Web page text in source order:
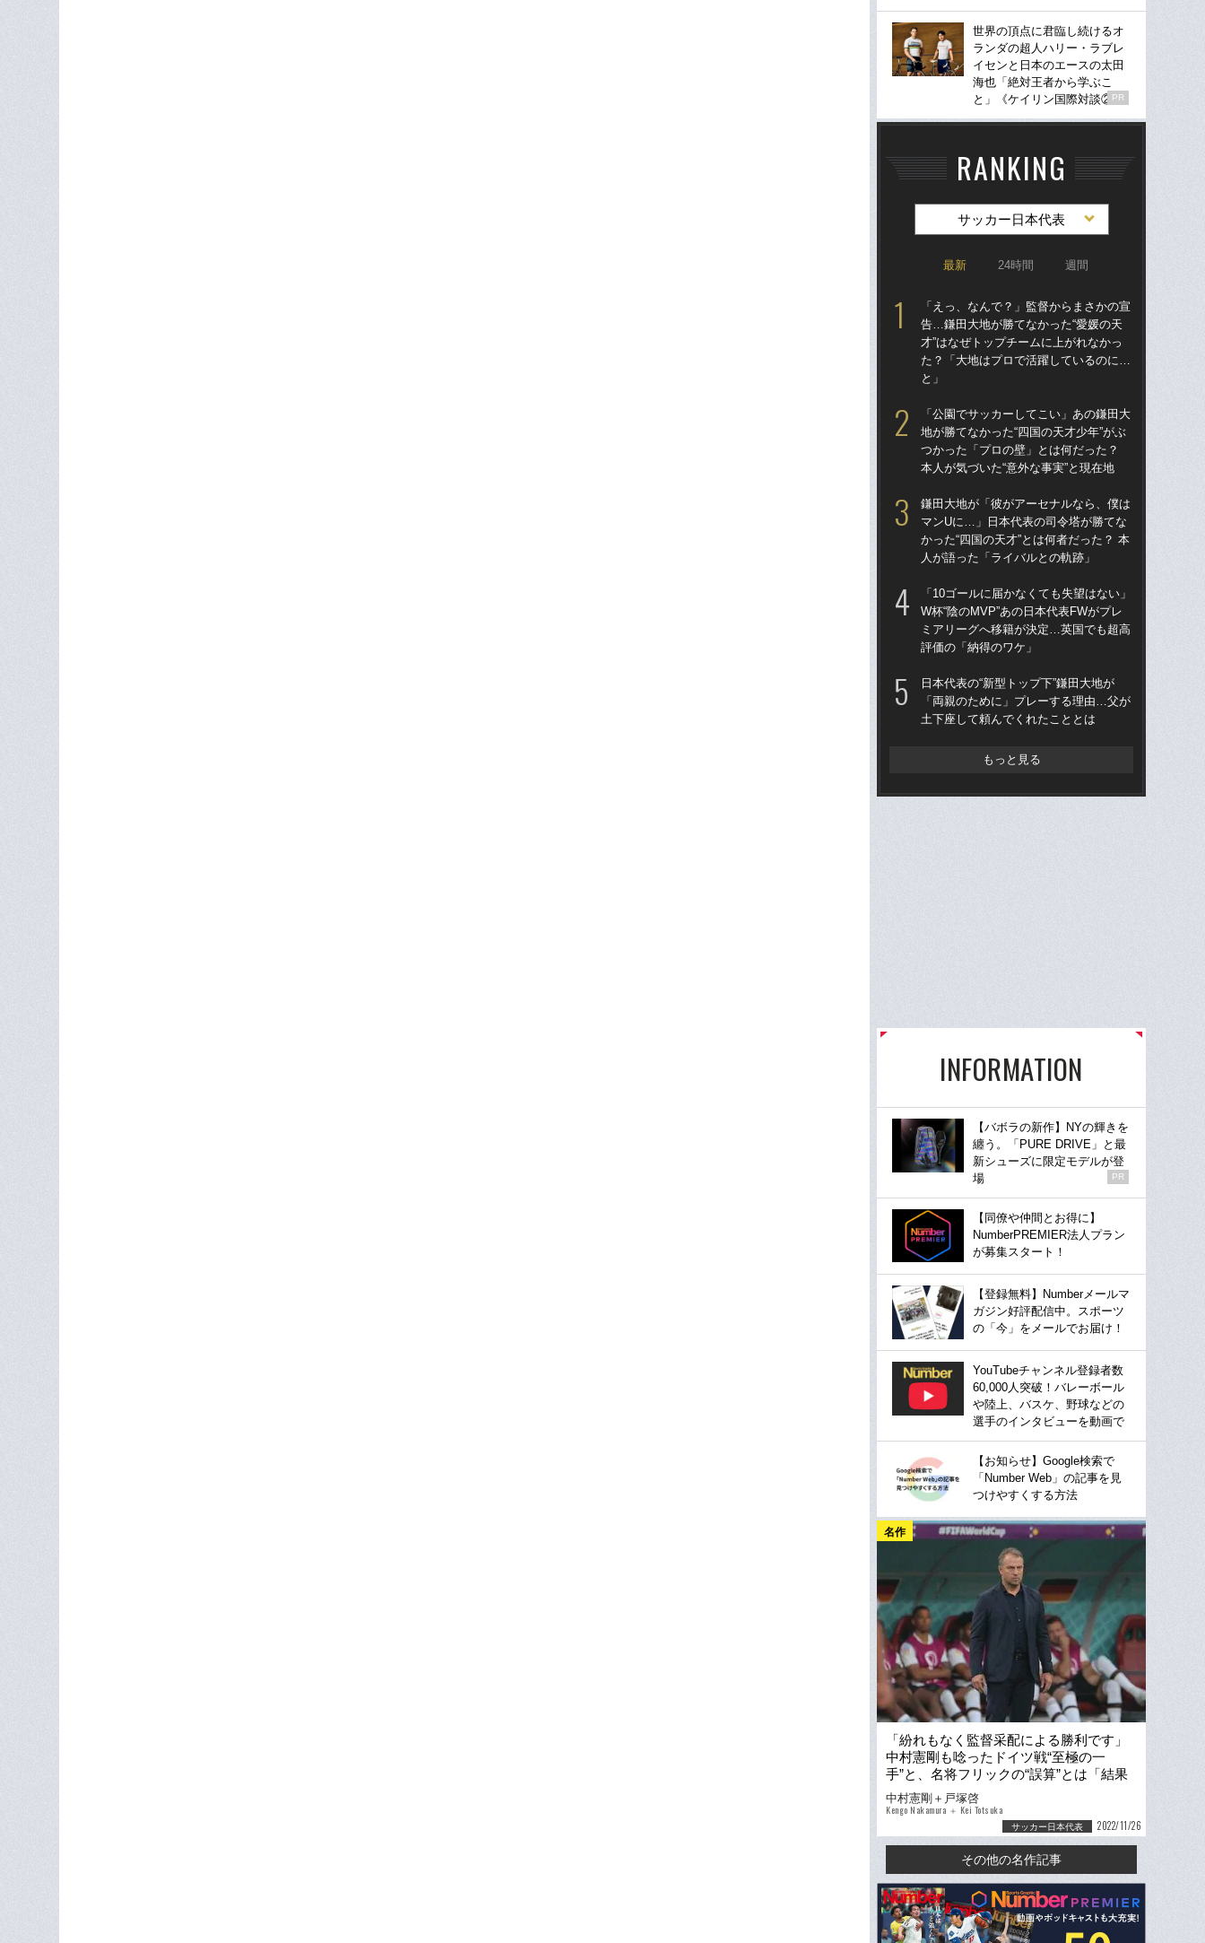
世界の頂点に君臨し続けるオ
ランダの超人ハリー・ラブレ
イセンと日本のエースの太田
海也「絶対王者から学ぶこ
と」《ケイリン国際対談②》
PR
RANKING
サッカー日本代表
最新 24時間 週間
「えっ、なんで？」監督からまさかの宣
告…鎌田大地が勝てなかった“愛媛の天
才”はなぜトップチームに上がれなかっ
た？「大地はプロで活躍しているのに…
と」
「公園でサッカーしてこい」あの鎌田大
地が勝てなかった“四国の天才少年”がぶ
つかった「プロの壁」とは何だった？
本人が気づいた“意外な事実”と現在地
鎌田大地が「彼がアーセナルなら、僕は
マンUに…」日本代表の司令塔が勝てな
かった“四国の天才”とは何者だった？ 本
人が語った「ライバルとの軌跡」
「10ゴールに届かなくても失望はない」
W杯“陰のMVP”あの日本代表FWがプレ
ミアリーグへ移籍が決定…英国でも超高
評価の「納得のワケ」
日本代表の“新型トップ下”鎌田大地が
「両親のために」プレーする理由…父が
土下座して頼んでくれたこととは
もっと見る
INFORMATION
【バボラの新作】NYの輝きを
纏う。「PURE DRIVE」と最
新シューズに限定モデルが登
場
PR
【同僚や仲間とお得に】
NumberPREMIER法人プラン
が募集スタート！
【登録無料】Numberメールマ
ガジン好評配信中。スポーツ
の「今」をメールでお届け！
YouTubeチャンネル登録者数
60,000人突破！バレーボール
や陸上、バスケ、野球などの
選手のインタビューを動画で
【お知らせ】Google検索で
「Number Web」の記事を見
つけやすくする方法
名作
「紛れもなく監督采配による勝利です」
中村憲剛も唸ったドイツ戦“至極の一
手”と、名将フリックの“誤算”とは「結果
論にはなりますが…」
中村憲剛＋戸塚啓
Kengo Nakamura ＋ Kei Totsuka
サッカー日本代表 2022/11/26
その他の名作記事